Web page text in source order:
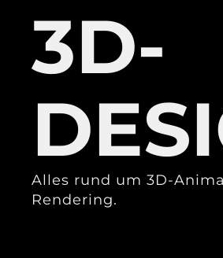
3D-
Alles rund um 3D-
Rendering.